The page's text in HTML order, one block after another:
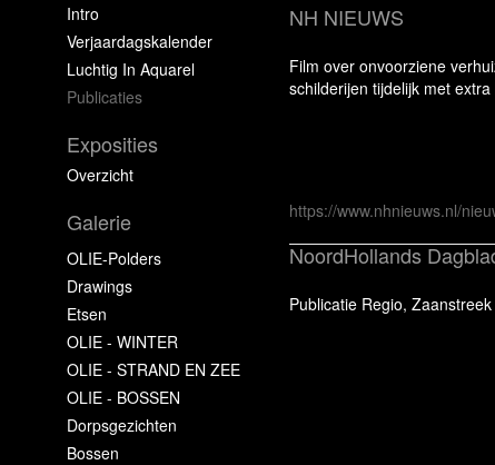
NH NIEUWS
Film over onvoorziene
schilderijen tijdelijk met
https://www.nhnieuws.nl/
NoordHollands
Publicatie Regio,
Intro
Verjaardagskalender
Luchtig In Aquarel
Publicaties
Exposities
Overzicht
Galerie
OLIE-Polders
Drawings
Etsen
OLIE - WINTER
OLIE - STRAND EN ZEE
OLIE - BOSSEN
Dorpsgezichten
Bossen